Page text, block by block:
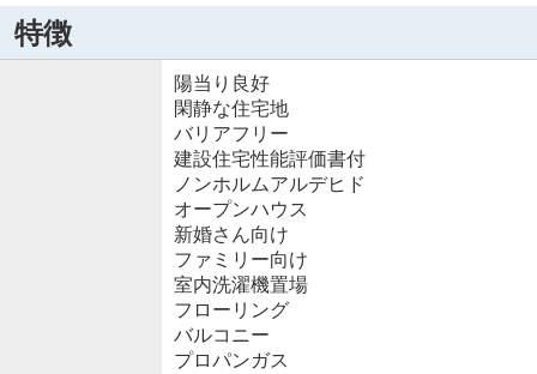
特徴
陽当り良好
閑静な住宅地
バリアフリー
建設住宅性能評価書付
ノンホルムアルデヒド
オープンハウス
新婚さん向け
ファミリー向け
室内洗濯機置場
フローリング
バルコニー
プロパンガス